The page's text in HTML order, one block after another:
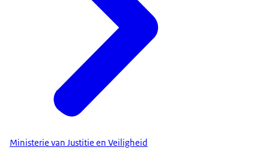
Ministerie van Justitie en Veiligheid